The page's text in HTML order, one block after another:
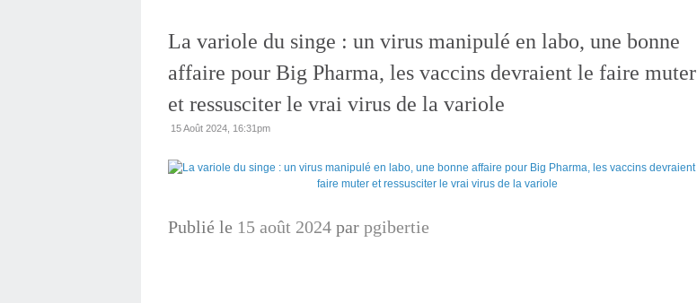
La variole du singe : un virus manipulé en labo, une bonne
affaire pour Big Pharma, les vaccins devraient le faire muter
et ressusciter le vrai virus de la variole
15 Août 2024, 16:31pm
Publié le 15 août 2024 par pgibertie